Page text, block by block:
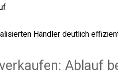
Händler deutlich
Ablauf